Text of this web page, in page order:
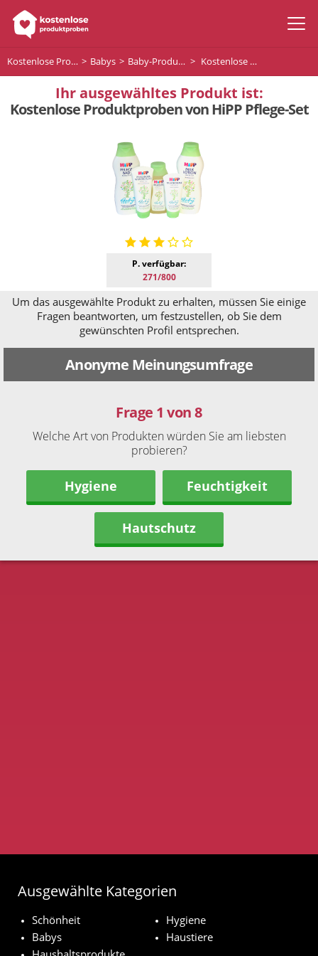
Kostenlose Produktproben Babys Baby-Produckte Kostenlose Produktproben von HiPP Pflege-Set
Ihr ausgewähltes Produkt ist:
Kostenlose Produktproben von HiPP Pflege-Set
P. verfügbar:
271/800
Anonyme Meinungsumfrage
Um das ausgewählte Produkt zu erhalten, müssen Sie einige
Fragen beantworten, um festzustellen, ob Sie dem
gewünschten Profil entsprechen.
Frage 1 von 8
Welche Art von Produkten würden Sie am liebsten
probieren?
Hygiene Feuchtigkeit
Hautschutz
Ausgewählte Kategorien
Schönheit
Hygiene
Babys
Haustiere